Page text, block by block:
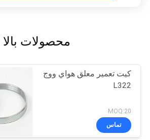
محصولات بالا
کیت تعمیر معلق هواي ووج
L322
MOQ:20
تماس